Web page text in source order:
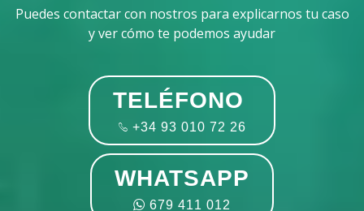
Puedes contactar con nostros para explicarnos tu caso
y ver cómo te podemos ayudar
TELÉFONO
+34 93 010 72 26
WHATSAPP
679 411 012